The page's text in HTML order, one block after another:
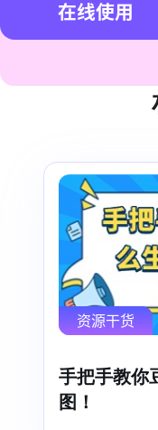
在线使用
资源干货
手把手教你
图！